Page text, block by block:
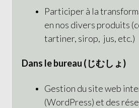
Participer à la
en nos divers produits
tartiner, sirop, jus, etc.)
Dans le bureau (じむしょ)
Gestion du site web
(WordPress) et des